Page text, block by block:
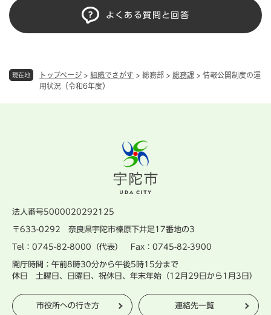
現在地 トップページ > 組織でさがす > 総務部 > 総務課 > 情報公開制度の運
用状況（令和6年度）
よくある質問と回答
法人番号5000020292125
〒633-0292 奈良県宇陀市榛原下井足17番地の3
Tel：0745-82-8000（代表） Fax：0745-82-3900
開庁時間：午前8時30分から午後5時15分まで
休日 土曜日、日曜日、祝休日、年末年始（12月29日から1月3日）
市役所への行き方 連絡先一覧